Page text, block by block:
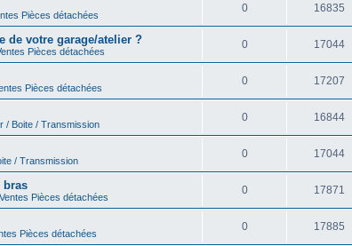
Pièces détachées
0 16835
de votre garage/atelier ?
Pièces détachées
0 17044
Pièces détachées
0 17207
/ Boite / Transmission
0 16844
/ Transmission
0 17044
bras
Pièces détachées
0 17871
Pièces détachées
0 17885